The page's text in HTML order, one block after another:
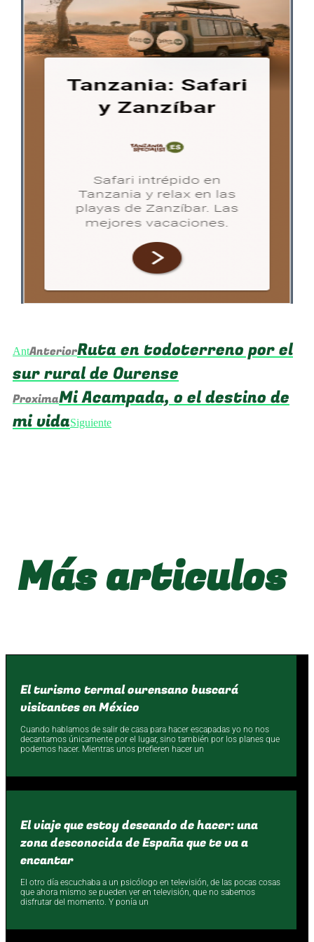
AntAnteriorRuta en todoterreno por el
sur rural de Ourense
ProximaMi Acampada, o el destino de
mi vidaSiguiente
Más articulos
El turismo termal ourensano buscará
visitantes en México
Cuando hablamos de salir de casa para hacer escapadas yo no nos
decantamos únicamente por el lugar, sino también por los planes que
podemos hacer. Mientras unos prefieren hacer un
El viaje que estoy deseando de hacer: una
zona desconocida de España que te va a
encantar
El otro día escuchaba a un psicólogo en televisión, de las pocas cosas
que ahora mismo se pueden ver en televisión, que no sabemos
disfrutar del momento. Y ponía un